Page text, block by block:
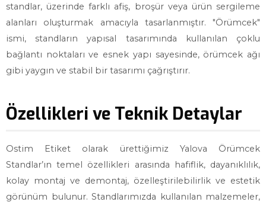
standlar, üzerinde farklı afiş, broşür veya ürün sergileme
alanları oluşturmak amacıyla tasarlanmıştır. "Örümcek"
ismi, standların yapısal tasarımında kullanılan çoklu
bağlantı noktaları ve esnek yapı sayesinde, örümcek ağı
gibi yaygın ve stabil bir tasarımı çağrıştırır.
Özellikleri ve Teknik Detaylar
Ostim Etiket olarak ürettiğimiz Yalova Örümcek
Standlar’ın temel özellikleri arasında hafiflik, dayanıklılık,
kolay montaj ve demontaj, özelleştirilebilirlik ve estetik
görünüm bulunur. Standlarımızda kullanılan malzemeler,